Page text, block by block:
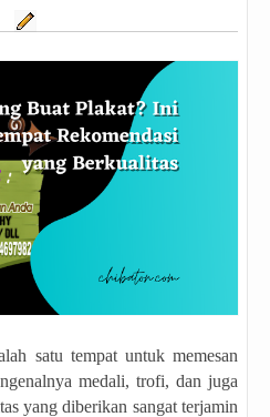
satu tempat untuk memesan
medali, trofi, dan juga
yang diberikan sangat terjamin